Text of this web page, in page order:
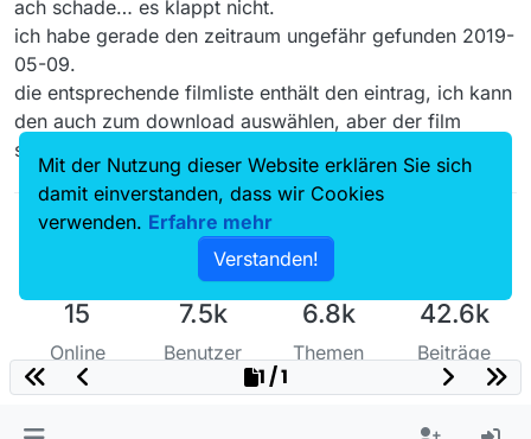
ach schade… es klappt nicht.
ich habe gerade den zeitraum ungefähr gefunden 2019-
05-09.
die entsprechende filmliste enthält den eintrag, ich kann
den auch zum download auswählen, aber der film
selber ist nicht mehr vom server downloadbar.
15
Online
7.5k
Benutzer
6.8k
Themen
42.6k
Beiträge
1 / 1
Mit der Nutzung dieser Website erklären Sie sich
damit einverstanden, dass wir Cookies
verwenden. Erfahre mehr
Verstanden!